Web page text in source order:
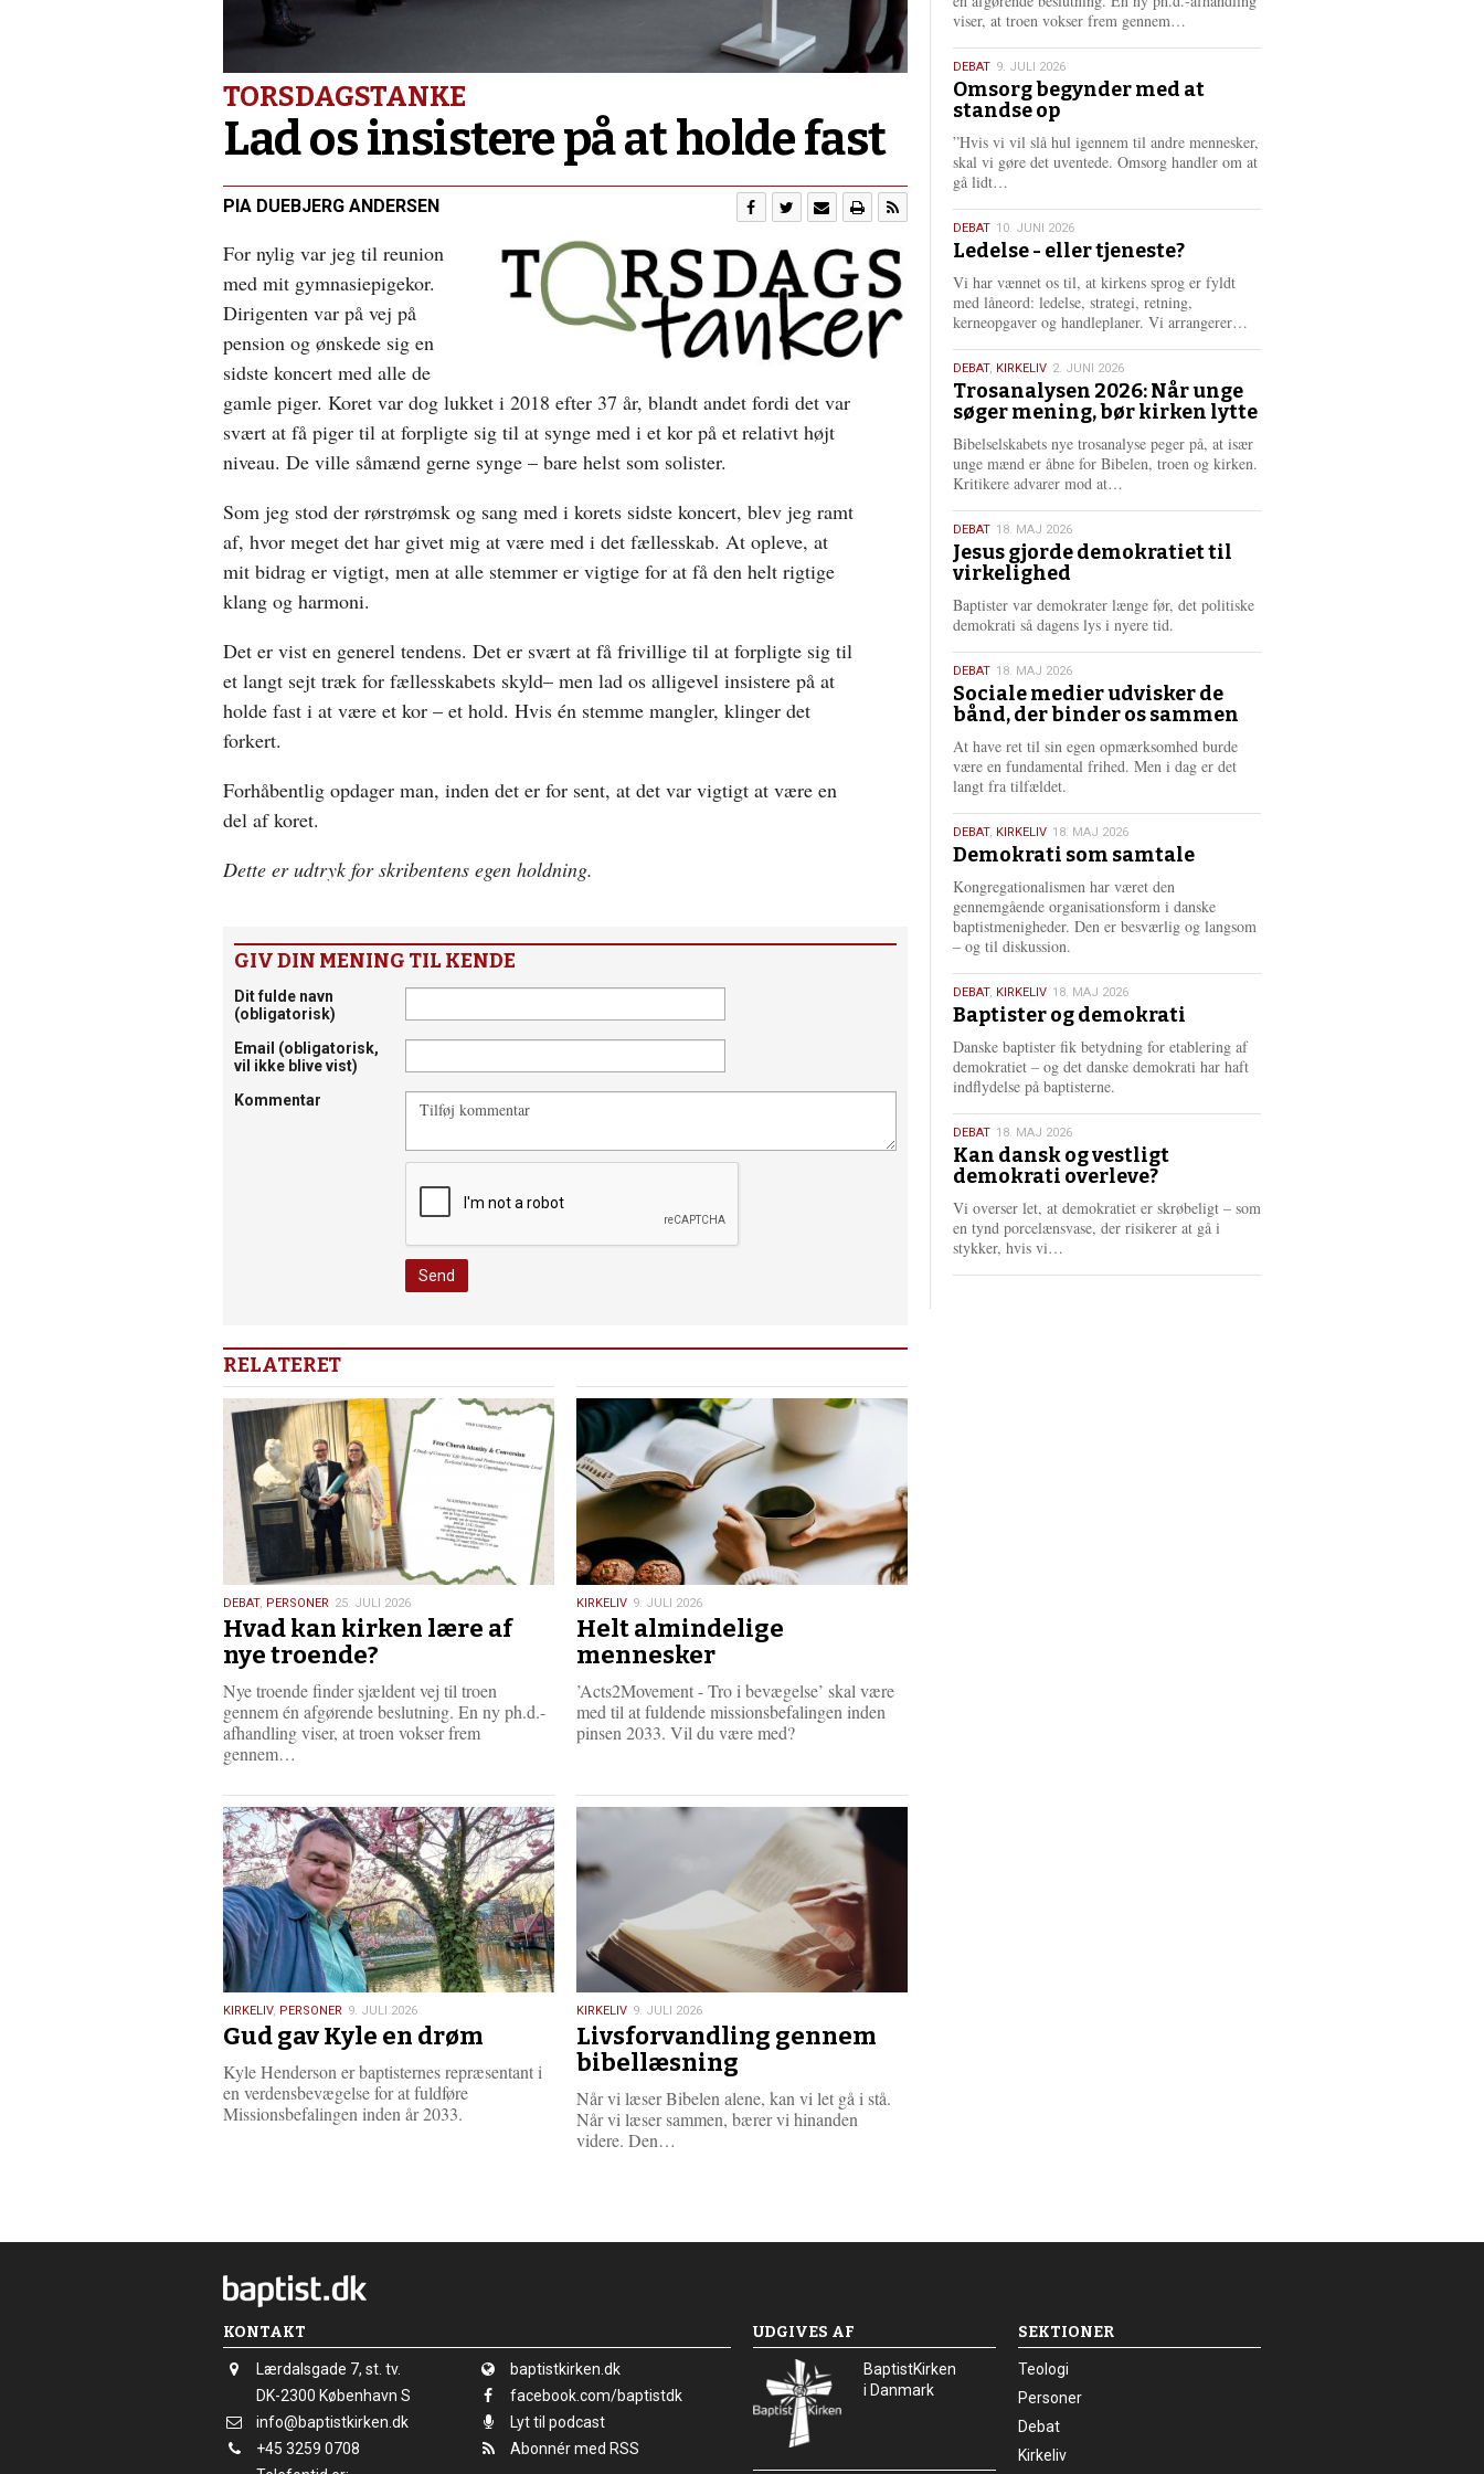
TORSDAGSTANKE
Lad os insistere på at holde fast
PIA DUEBJERG ANDERSEN
For nylig var jeg til reunion
med mit gymnasiepigekor.
Dirigenten var på vej på
pension og ønskede sig en
sidste koncert med alle de
gamle piger. Koret var dog lukket i 2018 efter 37 år, blandt andet fordi det var
svært at få piger til at forpligte sig til at synge med i et kor på et relativt højt
niveau. De ville såmænd gerne synge – bare helst som solister.
Som jeg stod der rørstrømsk og sang med i korets sidste koncert, blev jeg ramt
af, hvor meget det har givet mig at være med i det fællesskab. At opleve, at
mit bidrag er vigtigt, men at alle stemmer er vigtige for at få den helt rigtige
klang og harmoni.
Det er vist en generel tendens. Det er svært at få frivillige til at forpligte sig til
et langt sejt træk for fællesskabets skyld– men lad os alligevel insistere på at
holde fast i at være et kor – et hold. Hvis én stemme mangler, klinger det
forkert.
Forhåbentlig opdager man, inden det er for sent, at det var vigtigt at være en
del af koret.
Dette er udtryk for skribentens egen holdning.
GIV DIN MENING TIL KENDE
Dit fulde navn
(obligatorisk)
Email (obligatorisk,
vil ikke blive vist)
Kommentar
RELATERET
25.
juli
2026
DEBAT, PERSONER 25. JULI 2026
Hvad kan kirken lære af
nye troende?
Nye troende finder sjældent vej til troen
gennem én afgørende beslutning. En ny ph.d.-
afhandling viser, at troen vokser frem
gennem…
s
m
e
r
e
9.
juli
2026
KIRKELIV 9. JULI 2026
Helt almindelige
mennesker
’Acts2Movement - Tro i bevægelse’ skal være
med til at fuldende missionsbefalingen inden
pinsen 2033. Vil du være med?
9.
juli
2026
KIRKELIV, PERSONER 9. JULI 2026
Gud gav Kyle en drøm
Kyle Henderson er baptisternes repræsentant i
en verdensbevægelse for at fuldføre
Missionsbefalingen inden år 2033.
9.
juli
2026
KIRKELIV 9. JULI 2026
Livsforvandling gennem
bibellæsning
Når vi læser Bibelen alene, kan vi let gå i stå.
Når vi læser sammen, bærer vi hinanden
videre. Den…
r
viser, at troen vokser frem gennem…
e
e
9.
juli
2026
DEBAT 9. JULI 2026
Omsorg begynder med at
standse op
”Hvis vi vil slå hul igennem til andre mennesker,
skal vi gøre det uventede. Omsorg handler om at
gå lidt…
s
e
r
e
10.
juni
2026
DEBAT 10. JUNI 2026
Ledelse - eller tjeneste?
Vi har vænnet os til, at kirkens sprog er fyldt
med låneord: ledelse, strategi, retning,
kerneopgaver og handleplaner. Vi arrangerer…
r
e
2.
juni
2026
DEBAT, KIRKELIV 2. JUNI 2026
Trosanalysen 2026: Når unge
søger mening, bør kirken lytte
Bibelselskabets nye trosanalyse peger på, at især
unge mænd er åbne for Bibelen, troen og kirken.
Kritikere advarer mod at…
e
e
18.
maj
2026
DEBAT 18. MAJ 2026
Jesus gjorde demokratiet til
virkelighed
Baptister var demokrater længe før, det politiske
demokrati så dagens lys i nyere tid.
18.
maj
2026
DEBAT 18. MAJ 2026
Sociale medier udvisker de
bånd, der binder os sammen
At have ret til sin egen opmærksomhed burde
være en fundamental frihed. Men i dag er det
langt fra tilfældet.
18.
maj
2026
DEBAT, KIRKELIV 18. MAJ 2026
Demokrati som samtale
Kongregationalismen har været den
gennemgående organisationsform i danske
baptistmenigheder. Den er besværlig og langsom
– og til diskussion.
18.
maj
2026
DEBAT, KIRKELIV 18. MAJ 2026
Baptister og demokrati
Danske baptister fik betydning for etablering af
demokratiet – og det danske demokrati har haft
indflydelse på baptisterne.
18.
maj
2026
DEBAT 18. MAJ 2026
Kan dansk og vestligt
demokrati overleve?
Vi overser let, at demokratiet er skrøbeligt – som
en tynd porcelænsvase, der risikerer at gå i
stykker, hvis vi…
KONTAKT
Adresse:
Lærdalsgade 7, st. tv.
Adresse:
DK-2300 København S
Send
email:
info@baptistkirken.dk
Tlf.:
+45 3259 0708
baptistkirken.dk
Facebook:
facebook.com/baptistdk
Lyt til podcast
Abonnér med RSS
UDGIVES AF
BaptistKirken
i Danmark
SEKTIONER
24.0:
Teologi
25.0:
Personer
26.0:
Debat
27.0:
Kirkeliv